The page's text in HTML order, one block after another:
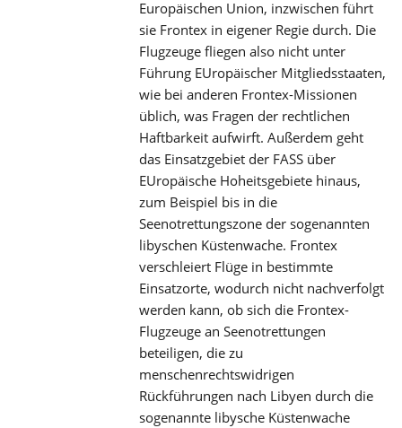
Europäischen Union, inzwischen führt
sie Frontex in eigener Regie durch. Die
Flugzeuge fliegen also nicht unter
Führung EUropäischer Mitgliedsstaaten,
wie bei anderen Frontex-Missionen
üblich, was Fragen der rechtlichen
Haftbarkeit aufwirft. Außerdem geht
das Einsatzgebiet der FASS über
EUropäische Hoheitsgebiete hinaus,
zum Beispiel bis in die
Seenotrettungszone der sogenannten
libyschen Küstenwache. Frontex
verschleiert Flüge in bestimmte
Einsatzorte, wodurch nicht nachverfolgt
werden kann, ob sich die Frontex-
Flugzeuge an Seenotrettungen
beteiligen, die zu
menschenrechtswidrigen
Rückführungen nach Libyen durch die
sogenannte libysche Küstenwache